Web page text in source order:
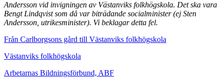
Andersson vid invigningen av Västanviks folkhögskola. Det ska vara
Bengt Lindqvist som då var biträdande socialminister (ej Sten
Andersson, utrikesminister). Vi beklagar detta fel.
Från Carlborgsons gård till Västanviks folkhögskola
Västanviks folkhögskola
Arbetarnas Bildningsförbund, ABF